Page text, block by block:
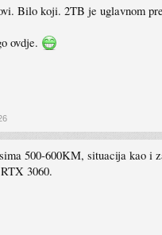
Bilo koji. 2TB je uglavnom
ovdje.
500-600KM, situacija kao i
3060.